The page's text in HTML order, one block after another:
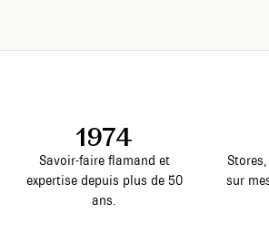
1974
Savoir-faire flamand et
expertise depuis plus de 50
ans.
sur